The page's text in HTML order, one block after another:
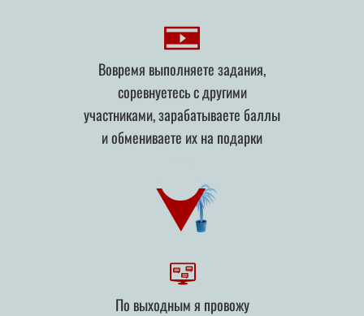
Вовремя выполняете задания,
соревнуетесь с другими
участниками, зарабатываете баллы
и обмениваете их на подарки
По выходным я провожу